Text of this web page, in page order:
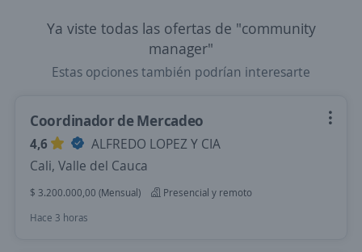
Ya viste todas las ofertas de "community
manager"
Estas opciones también podrían interesarte
Coordinador de Mercadeo
4,6
ALFREDO LOPEZ Y CIA
Cali, Valle del Cauca
$ 3.200.000,00 (Mensual)
Presencial y remoto
Hace 3 horas